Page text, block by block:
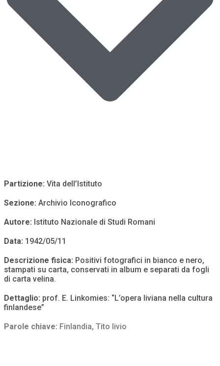
Partizione: Vita dell’Istituto
Sezione: Archivio Iconografico
Autore: Istituto Nazionale di Studi Romani
Data: 1942/05/11
Descrizione fisica: Positivi fotografici in bianco e nero,
stampati su carta, conservati in album e separati da fogli
di carta velina.
Dettaglio: prof. E. Linkomies: “L’opera liviana nella cultura
finlandese”
Parole chiave: Finlandia, Tito livio